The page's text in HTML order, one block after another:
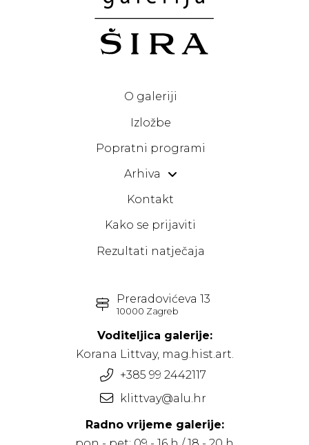
O galeriji
Izložbe
Popratni programi
Arhiva
Kontakt
Kako se prijaviti
Rezultati natječaja
Preradovićeva 13
10000 Zagreb
Voditeljica galerije:
Korana Littvay, mag.hist.art.
+385 99 2442117
klittvay@alu.hr
Radno vrijeme galerije: